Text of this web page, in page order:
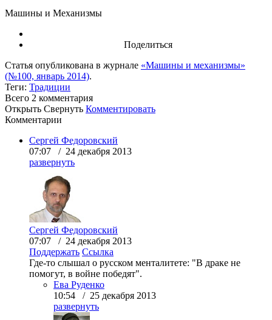
Машины и Механизмы
Поделиться
Статья опубликована в журнале «Машины и механизмы»
(№100, январь 2014).
Теги: Традиции
Всего 2 комментария
Открыть Свернуть Комментировать
Комментарии
Сергей Федоровский
07:07 / 24 декабря 2013
развернуть
Сергей Федоровский
07:07 / 24 декабря 2013
Поддержать Ссылка
Где-то слышал о русском менталитете: "В драке не
помогут, в войне победят".
Ева Руденко
10:54 / 25 декабря 2013
развернуть